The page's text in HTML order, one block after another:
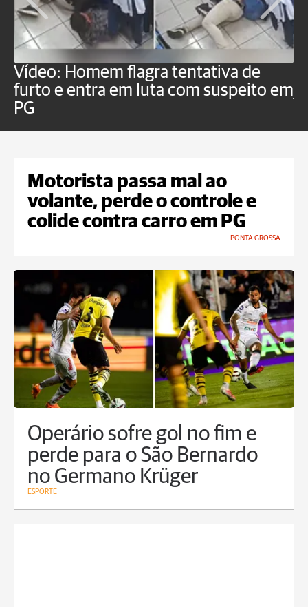
Vídeo: Homem flagra tentativa de
furto e entra em luta com suspeito em
PG
Motorista passa mal ao
volante, perde o controle e
colide contra carro em PG
PONTA GROSSA
Operário sofre gol no fim e
perde para o São Bernardo
no Germano Krüger
ESPORTE